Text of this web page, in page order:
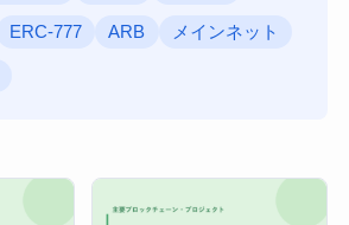
ERC-777 ARB メインネット